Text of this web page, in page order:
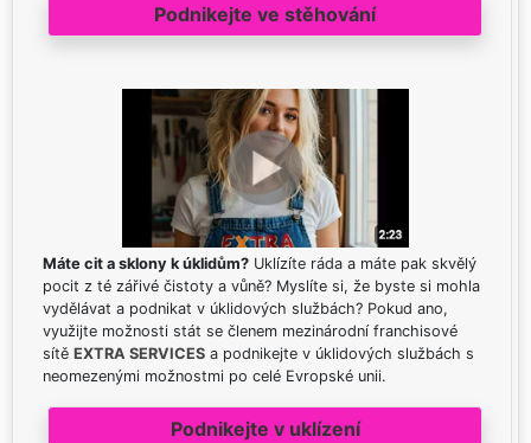
Podnikejte ve stěhování
Máte cit a sklony k úklidům? Uklízíte ráda a máte pak skvělý
pocit z té zářivé čistoty a vůně? Myslíte si, že byste si mohla
vydělávat a podnikat v úklidových službách? Pokud ano,
využijte možnosti stát se členem mezinárodní franchisové
sítě EXTRA SERVICES a podnikejte v úklidových službách s
neomezenými možnostmi po celé Evropské unii.
Podnikejte v uklízení